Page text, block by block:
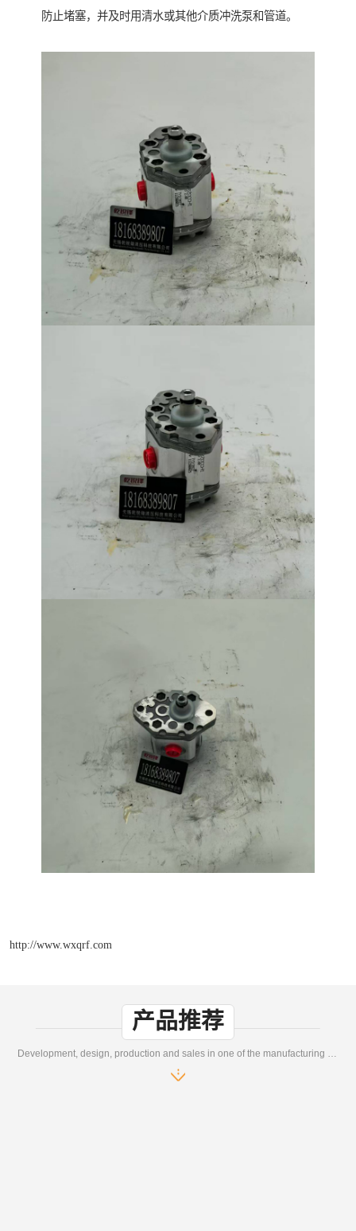
防止堵塞，并及时用清水或其他介质冲洗泵和管道。
http://www.wxqrf.com
产品推荐